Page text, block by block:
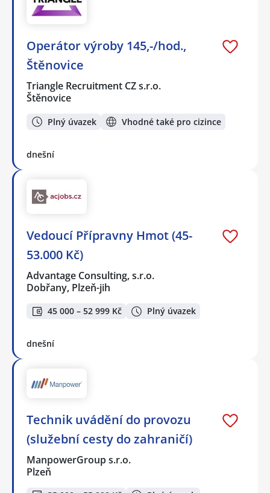
Operátor výroby 145,-/hod.,
Štěnovice
Triangle Recruitment CZ s.r.o.
Štěnovice
Plný úvazek Vhodné také pro cizince
dnešní
Vedoucí Přípravny Hmot (45-
53.000 Kč)
Advantage Consulting, s.r.o.
Dobřany, Plzeň-jih
45 000 – 52 999 Kč Plný úvazek
dnešní
Technik uvádění do provozu
(služební cesty do zahraničí)
ManpowerGroup s.r.o.
Plzeň